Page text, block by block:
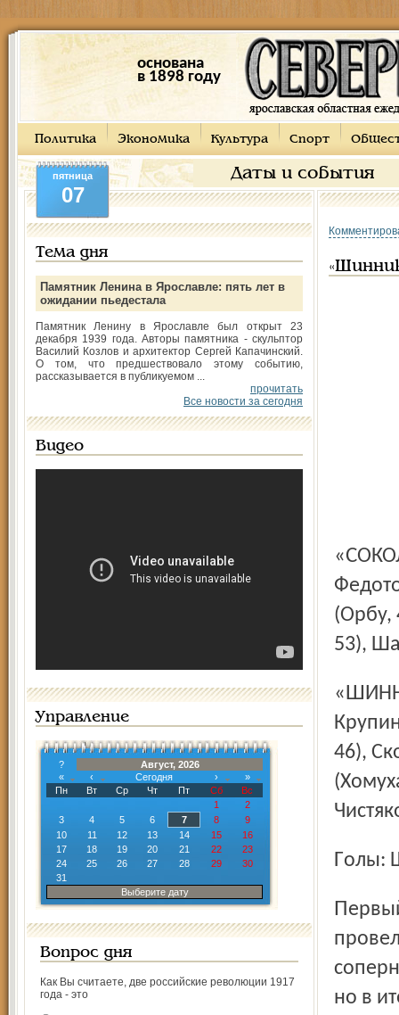
основана
в 1898 году
Политика Экономика Культура Спорт
Даты и события
пятница
07
Тема дня
Памятник Ленина в Ярославле: пять лет в
ожидании пьедестала
Памятник Ленину в Ярославле был открыт 23
декабря 1939 года. Авторы памятника - скульптор
Василий Козлов и архитектор Сергей Капачинский.
О том, что предшествовало этому событию,
рассказывается в публикуемом ...
прочитать
Все новости за сегодня
Видео
Управление
?
Август, 2026
«
‹ Сегодня ›
»
Пн
Вт Ср Чт Пт Сб
Вс
1
2
3
4 5 6 7 8
9
10
11 12 13 14 15
16
17
18 19 20 21 22
23
24
25 26 27 28 29
30
31
Выберите дату
Вопрос дня
Как Вы считаете, две российские революции 1917
года - это
«СОКОЛ»: Плотников, Косолапов (Растич, 46), Бугаков,
(Орбу,
53),
«ШИННИК»: Сафонов, Новгородов, Фузайлов (Козлов, 46),
46),
Голы:
Первый матч сезона команда Александра Побегалова
но в